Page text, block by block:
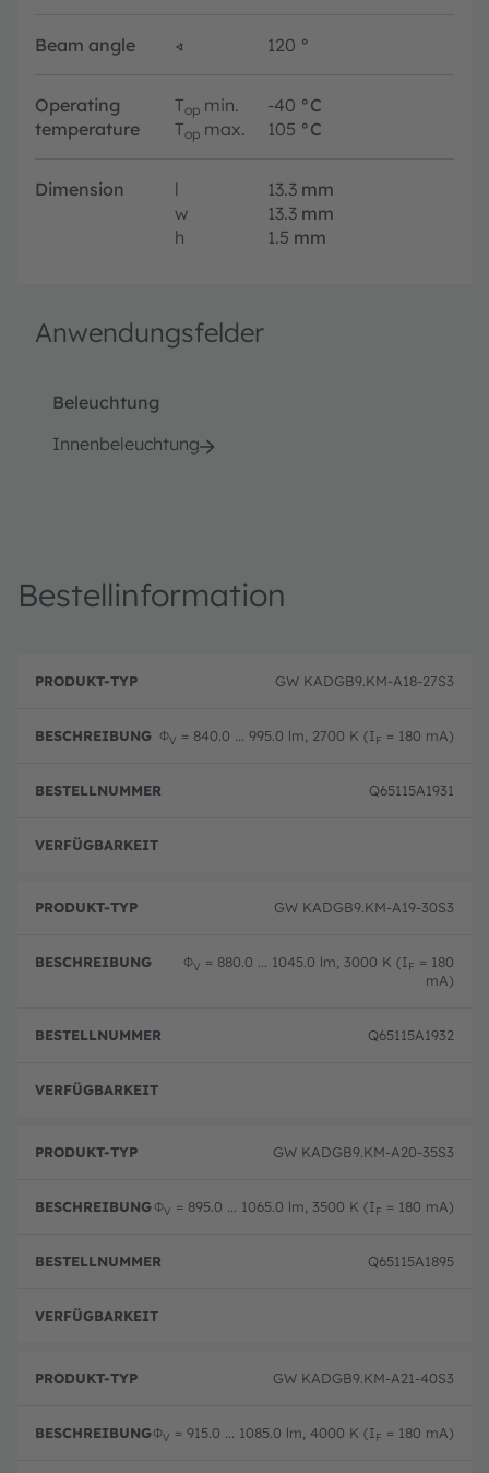
Beam angle ∢ 120 °
Operating
temperature
Top min. -40 °C
Top max. 105 °C
Dimension l 13.3 mm
w
13.3 mm
h
1.5 mm
Anwendungsfelder
Beleuchtung
Innenbeleuchtung
Bestellinformation
P
r
u
-
p
e
h
i
b
n
g
B
el
m
GW KADGB9.KM-A18-27S3
ΦV = 840.0 ... 995.0 lm, 2700 K (IF = 180 mA)
Q65115A1931
GW KADGB9.KM-A19-30S3
ΦV = 880.0 ... 1045.0 lm, 3000 K (IF = 180
mA)
Q65115A1932
GW KADGB9.KM-A20-35S3
ΦV = 895.0 ... 1065.0 lm, 3500 K (IF = 180 mA)
Q65115A1895
GW KADGB9.KM-A21-40S3
ΦV = 915.0 ... 1085.0 lm, 4000 K (IF = 180 mA)